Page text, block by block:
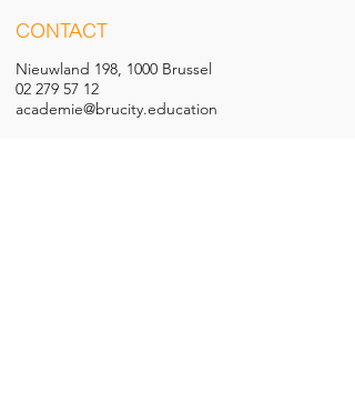
CONTACT
Nieuwland 198, 1000 Brussel
02 279 57 12
academie@brucity.education